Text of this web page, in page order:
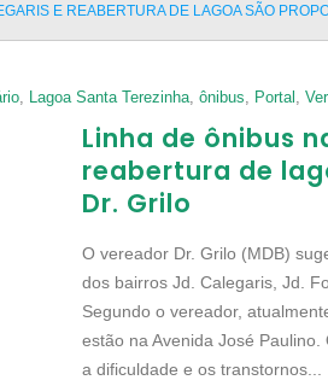
E REABERTURA DE LAGOA SÃO
, Lagoa Santa Terezinha, ônibus, Portal ,
Linha de ônibus
reabertura de
Dr. Grilo
O vereador Dr. Grilo (MDB)
dos bairros Jd. Calegaris, Jd.
Segundo o vereador,
estão na Avenida José
a dificuldade e os transtornos...